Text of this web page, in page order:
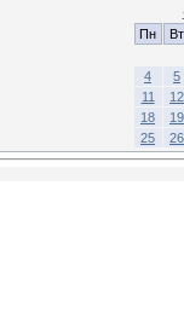
Пн
Вт
4
5
11
12
18
19
25
26